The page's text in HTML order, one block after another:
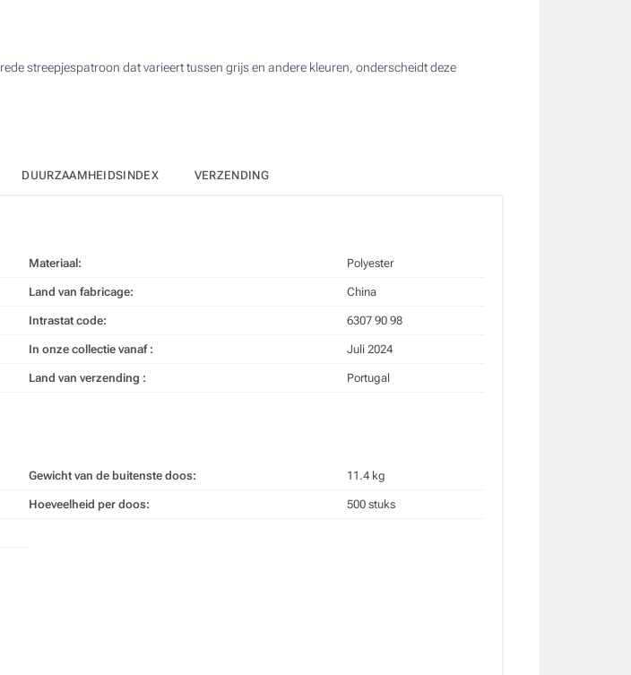
streepjespatroon dat varieert tussen grijs en andere kleuren, onderscheidt deze
DUURZAAMHEIDSINDEX VERZENDING
Materiaal: Polyester
Land van fabricage: China
Intrastat code: 6307 90 98
In onze collectie vanaf : Juli 2024
Land van verzending : Portugal
Gewicht van de buitenste doos: 11.4 kg
Hoeveelheid per doos: 500 stuks